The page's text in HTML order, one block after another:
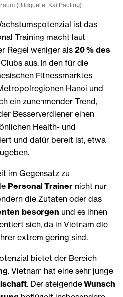
(Bildquelle: Kai Pauling)
ist das
Training macht laut
Regel weniger als 20 % des
aus. In den für die
Fitnessmarktes
Hanoi und
ein zunehmender Trend,
Besserverdiener einen
Health- und
und dafür bereit ist, etwa
im Gegensatz zu
Personal Trainer nicht nur
die Zutaten oder das
besorgen und es ihnen
sich, da in Vietnam die
extrem gering sind.
bietet der Bereich
. Vietnam hat eine sehr junge
. Der steigende Wunsch